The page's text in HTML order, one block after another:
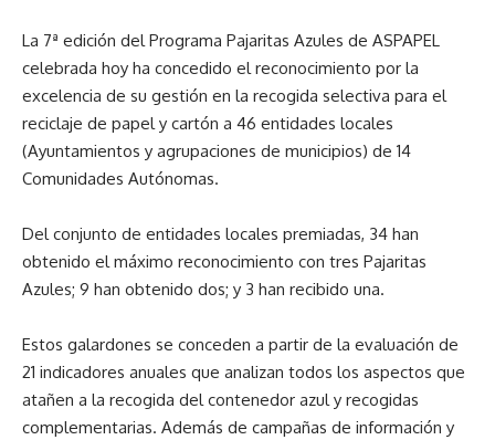
La 7ª edición del Programa Pajaritas Azules de ASPAPEL
celebrada hoy ha concedido el reconocimiento por la
excelencia de su gestión en la recogida selectiva para el
reciclaje de papel y cartón a 46 entidades locales
(Ayuntamientos y agrupaciones de municipios) de 14
Comunidades Autónomas.
Del conjunto de entidades locales premiadas, 34 han
obtenido el máximo reconocimiento con tres Pajaritas
Azules; 9 han obtenido dos; y 3 han recibido una.
Estos galardones se conceden a partir de la evaluación de
21 indicadores anuales que analizan todos los aspectos que
atañen a la recogida del contenedor azul y recogidas
complementarias. Además de campañas de información y